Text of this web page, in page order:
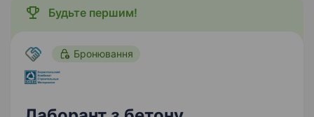
Будьте першим!
Бронювання